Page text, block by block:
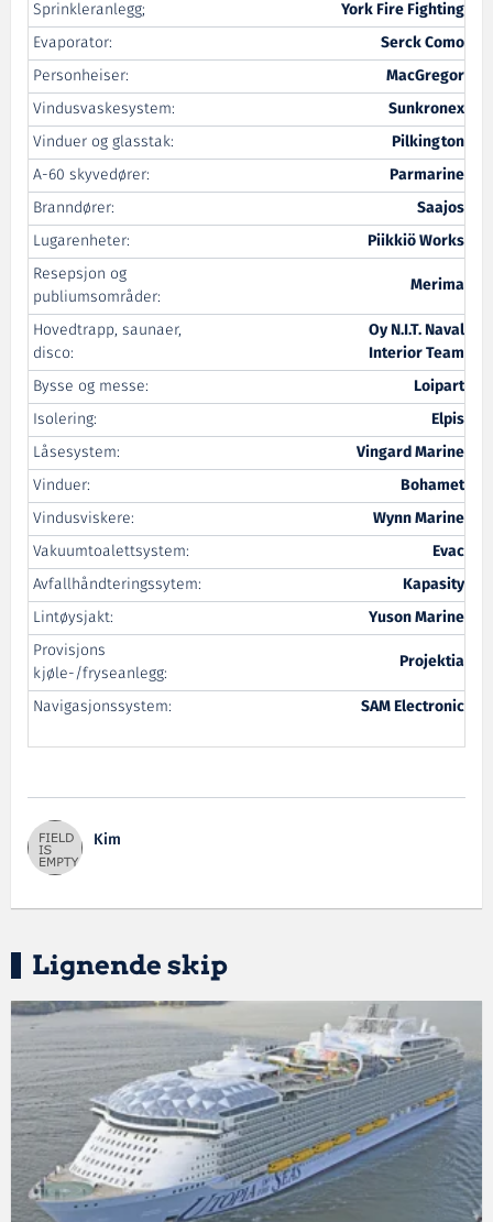
Sprinkleranlegg;
York Fire Fighting
Evaporator:
Serck Como
Personheiser:
MacGregor
Vindusvaskesystem:
Sunkronex
Vinduer og glasstak:
Pilkington
A-60 skyvedører:
Parmarine
Branndører:
Saajos
Lugarenheter:
Piikkiö Works
Resepsjon og
publiumsområder:
Merima
Hovedtrapp, saunaer,
disco:
Oy N.I.T. Naval
Interior Team
Bysse og messe:
Loipart
Isolering:
Elpis
Låsesystem:
Vingard Marine
Vinduer:
Bohamet
Vindusviskere:
Wynn Marine
Vakuumtoalettsystem:
Evac
Avfallhåndteringssytem:
Kapasity
Lintøysjakt:
Yuson Marine
Provisjons
kjøle-/fryseanlegg:
Projektia
Navigasjonssystem:
SAM Electronic
Kim
Lignende skip